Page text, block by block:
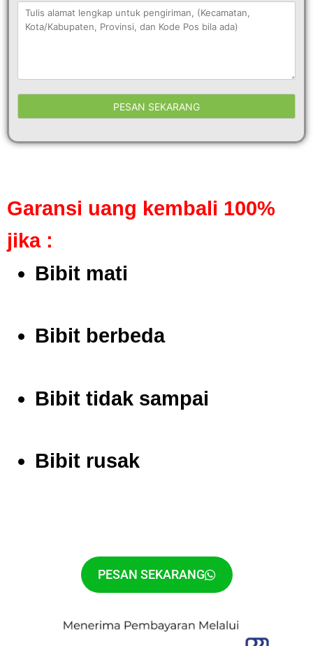
Garansi uang kembali 100%
jika :
Bibit mati
Bibit berbeda
Bibit tidak sampai
Bibit rusak
PESAN SEKARANG